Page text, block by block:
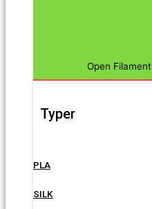
Open Filament
Typer
PLA
SILK